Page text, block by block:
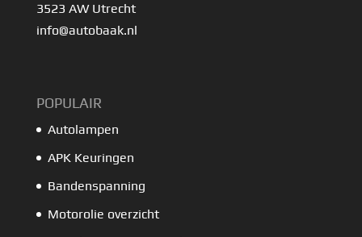
3523 AW Utrecht
info@autobaak.nl
POPULAIR
Autolampen
APK Keuringen
Bandenspanning
Motorolie overzicht